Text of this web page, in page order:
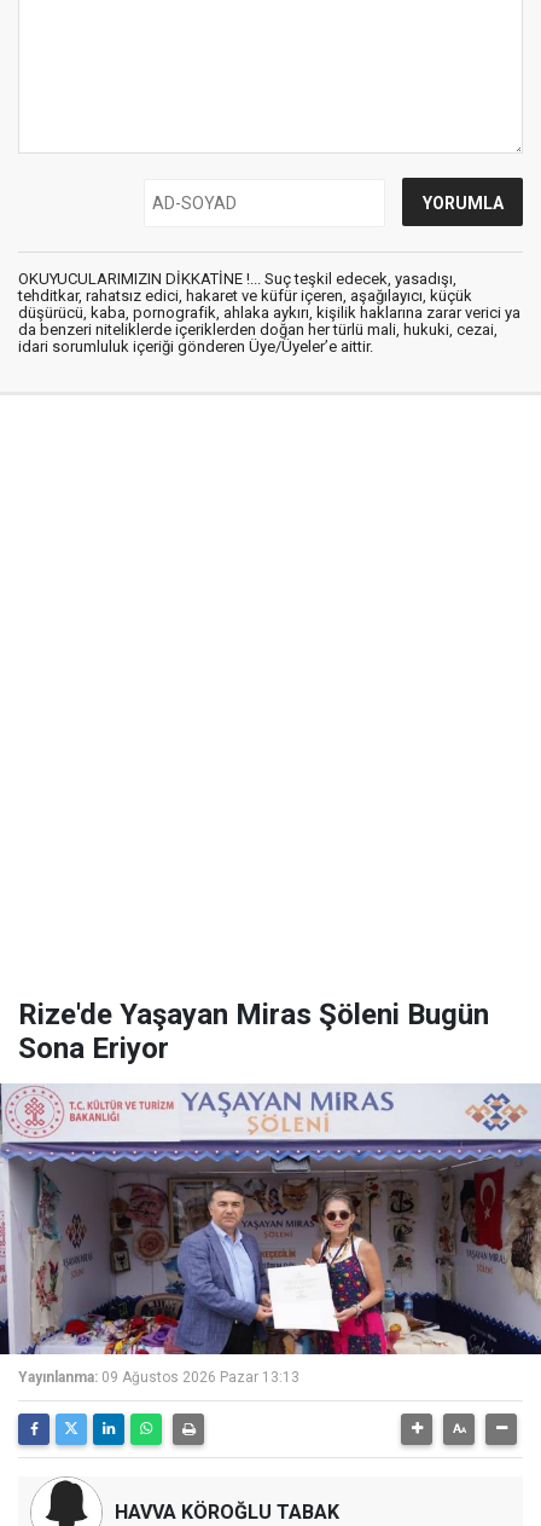
OKUYUCULARIMIZIN DİKKATİNE !... Suç teşkil edecek, yasadışı,
tehditkar, rahatsız edici, hakaret ve küfür içeren, aşağılayıcı, küçük
düşürücü, kaba, pornografik, ahlaka aykırı, kişilik haklarına zarar verici ya
da benzeri niteliklerde içeriklerden doğan her türlü mali, hukuki, cezai,
idari sorumluluk içeriği gönderen Üye/Üyeler’e aittir.
Rize'de Yaşayan Miras Şöleni Bugün
Sona Eriyor
Yayınlanma: 09 Ağustos 2026 Pazar 13:13
HAVVA KÖROĞLU TABAK